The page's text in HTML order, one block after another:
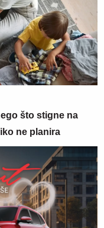
što stigne na
ne planira